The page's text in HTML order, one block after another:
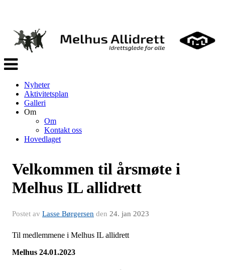
Veksle
navigasjon
Nyheter
Aktivitetsplan
Galleri
Om
Om
Kontakt oss
Hovedlaget
Velkommen til årsmøte i
Melhus IL allidrett
Postet av Lasse Børgersen den 24. jan 2023
Til medlemmene i Melhus IL allidrett
Melhus 24.01.2023